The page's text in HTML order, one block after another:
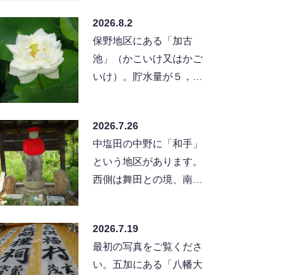
へ。 店…
2026.8.2
保野地区にある「加古
池」（かこいけ又はかご
いけ）。貯水量が５，８
類に入ります…
2026.7.26
中塩田の中野に「和手」
という地区があります。
西側は舞田との境、南に
線の北…
2026.7.19
最初の写真をご覧くださ
い。五加にある「八幡大